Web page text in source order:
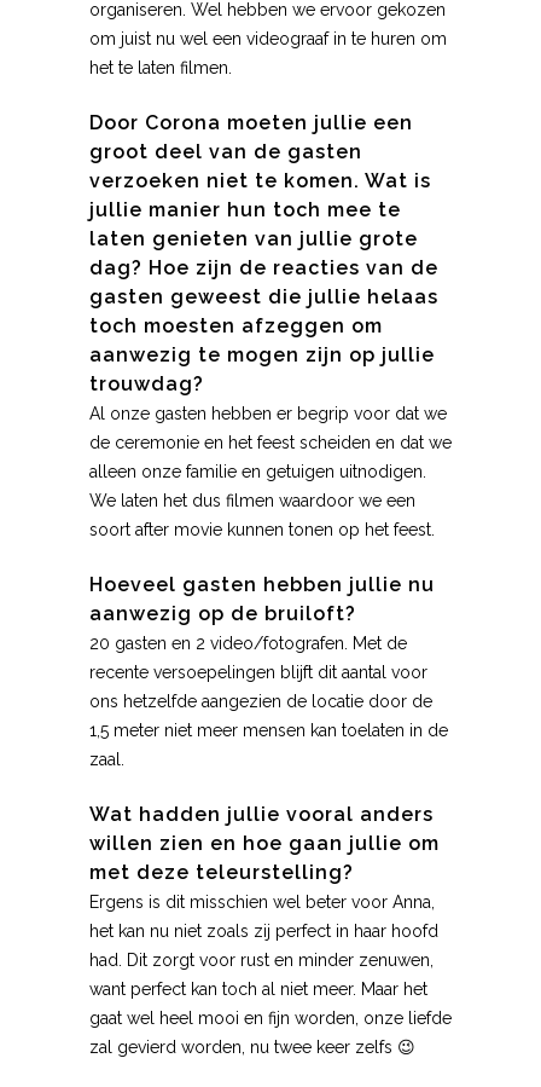
organiseren. Wel hebben we ervoor gekozen
om juist nu wel een videograaf in te huren om
het te laten filmen.
Door Corona moeten jullie een
groot deel van de gasten
verzoeken niet te komen. Wat is
jullie manier hun toch mee te
laten genieten van jullie grote
dag? Hoe zijn de reacties van de
gasten geweest die jullie helaas
toch moesten afzeggen om
aanwezig te mogen zijn op jullie
trouwdag?
Al onze gasten hebben er begrip voor dat we
de ceremonie en het feest scheiden en dat we
alleen onze familie en getuigen uitnodigen.
We laten het dus filmen waardoor we een
soort after movie kunnen tonen op het feest.
Hoeveel gasten hebben jullie nu
aanwezig op de bruiloft?
20 gasten en 2 video/fotografen. Met de
recente versoepelingen blijft dit aantal voor
ons hetzelfde aangezien de locatie door de
1,5 meter niet meer mensen kan toelaten in de
zaal.
Wat hadden jullie vooral anders
willen zien en hoe gaan jullie om
met deze teleurstelling?
Ergens is dit misschien wel beter voor Anna,
het kan nu niet zoals zij perfect in haar hoofd
had. Dit zorgt voor rust en minder zenuwen,
want perfect kan toch al niet meer. Maar het
gaat wel heel mooi en fijn worden, onze liefde
zal gevierd worden, nu twee keer zelfs 😉